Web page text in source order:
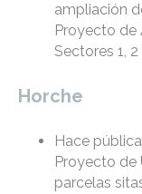
ampliación
Proyecto de
Sectores 1, 2
Horche
Hace
Proyecto de
parcelas